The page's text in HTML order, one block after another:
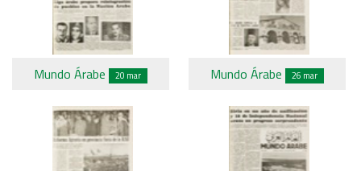
Mundo Árabe 20 mar Mundo Árabe 26 mar